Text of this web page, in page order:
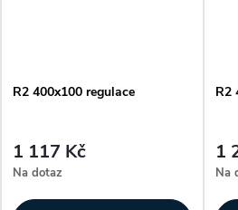
R2 400x100 regulace
1 117 Kč
Na dotaz
R2
1
Na